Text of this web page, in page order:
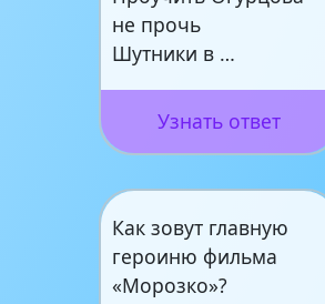
не прочь
Шутники в …
Узнать ответ
Как зовут главную
героиню фильма
«Морозко»?